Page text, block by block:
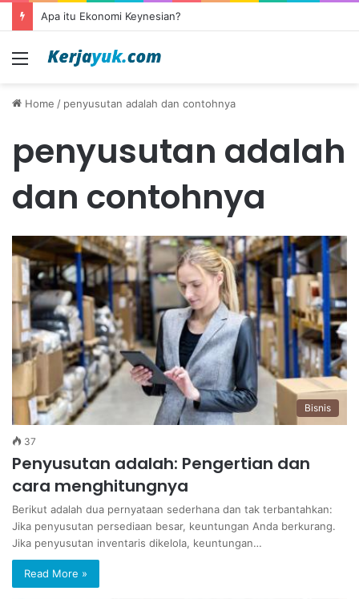
Apa itu Ekonomi Keynesian?
Menu
Home / penyusutan adalah dan contohnya
penyusutan adalah
dan contohnya
Bisnis
37
Penyusutan adalah: Pengertian dan
cara menghitungnya
Berikut adalah dua pernyataan sederhana dan tak terbantahkan:
Jika penyusutan persediaan besar, keuntungan Anda berkurang.
Jika penyusutan inventaris dikelola, keuntungan…
Read More »